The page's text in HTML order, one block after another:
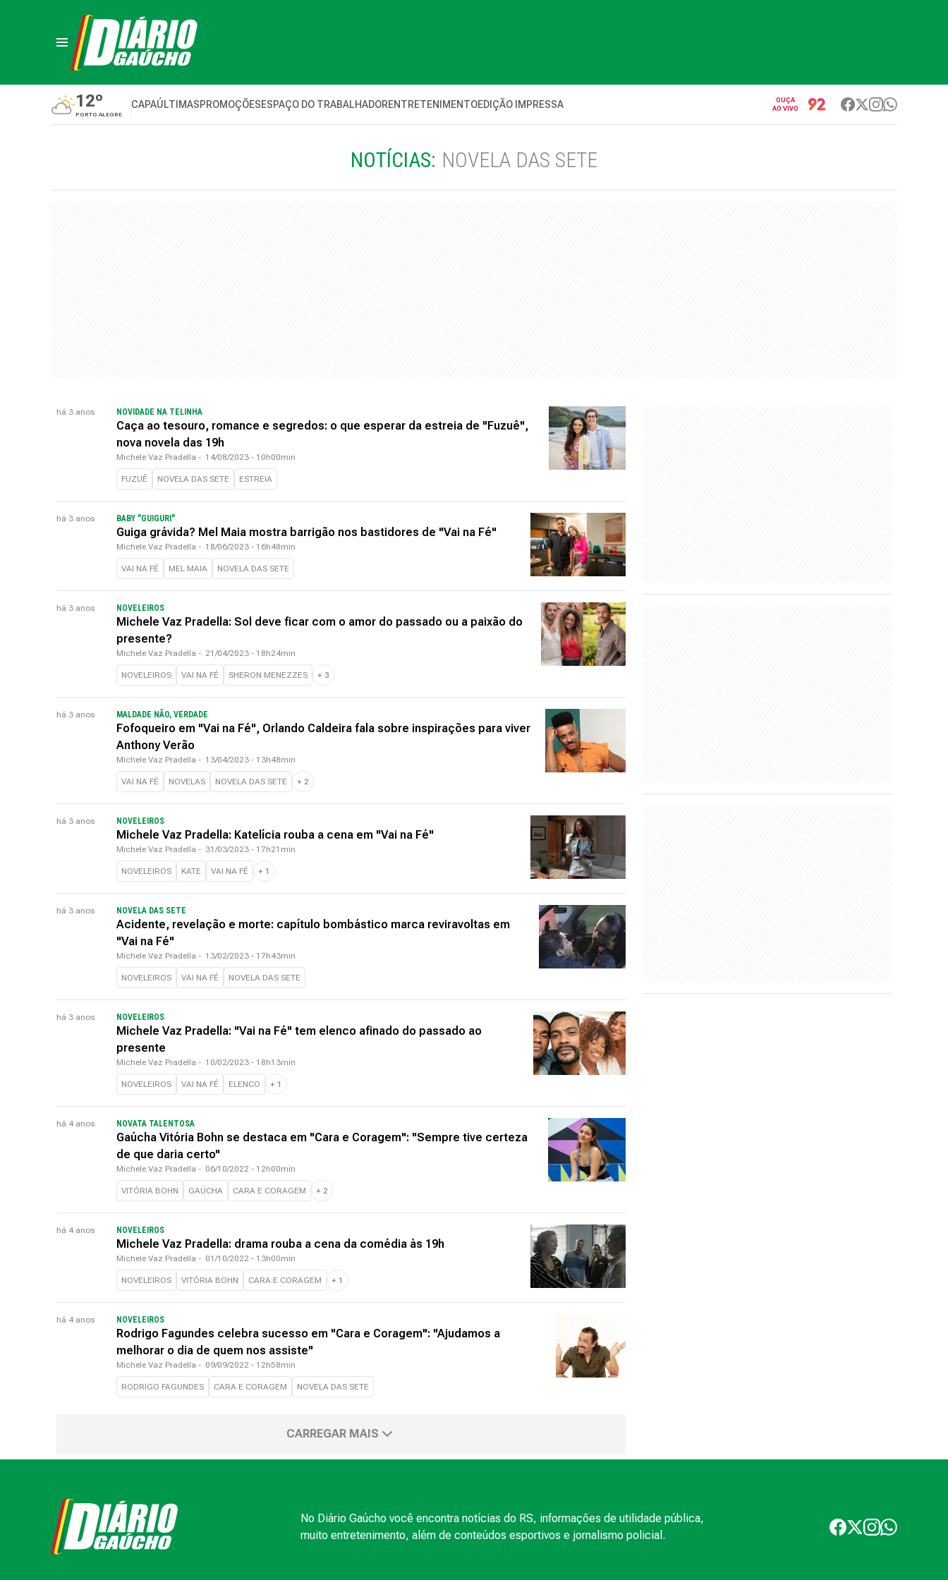
12º
PORTO ALEGRE
CAPAÚLTIMASPROMOÇÕESESPAÇO DO TRABALHADORENTRETENIMENTOEDIÇÃO IMPRESSA
OUÇA
AO VIVO
NOTÍCIAS: NOVELA DAS SETE
há 3 anos NOVIDADE NA TELINHA
Caça ao tesouro, romance e segredos: o que esperar da estreia de "Fuzuê",
nova novela das 19h
Michele Vaz Pradella - 14/08/2023 - 10h00min
FUZUÊ NOVELA DAS SETE ESTREIA
há 3 anos BABY "GUIGURI"
Guiga grávida? Mel Maia mostra barrigão nos bastidores de "Vai na Fé"
Michele Vaz Pradella - 18/06/2023 - 16h48min
VAI NA FÉ MEL MAIA NOVELA DAS SETE
há 3 anos NOVELEIROS
Michele Vaz Pradella: Sol deve ficar com o amor do passado ou a paixão do
presente?
Michele Vaz Pradella - 21/04/2023 - 18h24min
NOVELEIROS VAI NA FÉ SHERON MENEZZES + 3
há 3 anos MALDADE NÃO, VERDADE
Fofoqueiro em "Vai na Fé", Orlando Caldeira fala sobre inspirações para viver
Anthony Verão
Michele Vaz Pradella - 13/04/2023 - 13h48min
VAI NA FÉ NOVELAS NOVELA DAS SETE + 2
há 3 anos NOVELEIROS
Michele Vaz Pradella: Katelícia rouba a cena em "Vai na Fé"
Michele Vaz Pradella - 31/03/2023 - 17h21min
NOVELEIROS KATE VAI NA FÉ + 1
há 3 anos NOVELA DAS SETE
Acidente, revelação e morte: capítulo bombástico marca reviravoltas em
"Vai na Fé"
Michele Vaz Pradella - 13/02/2023 - 17h43min
NOVELEIROS VAI NA FÉ NOVELA DAS SETE
há 3 anos NOVELEIROS
Michele Vaz Pradella: "Vai na Fé" tem elenco afinado do passado ao
presente
Michele Vaz Pradella - 10/02/2023 - 18h13min
NOVELEIROS VAI NA FÉ ELENCO + 1
há 4 anos NOVATA TALENTOSA
Gaúcha Vitória Bohn se destaca em "Cara e Coragem": "Sempre tive certeza
de que daria certo"
Michele Vaz Pradella - 06/10/2022 - 12h00min
VITÓRIA BOHN GAÚCHA CARA E CORAGEM + 2
há 4 anos NOVELEIROS
Michele Vaz Pradella: drama rouba a cena da comédia às 19h
Michele Vaz Pradella - 01/10/2022 - 13h00min
NOVELEIROS VITÓRIA BOHN CARA E CORAGEM + 1
há 4 anos NOVELEIROS
Rodrigo Fagundes celebra sucesso em "Cara e Coragem": "Ajudamos a
melhorar o dia de quem nos assiste"
Michele Vaz Pradella - 09/09/2022 - 12h58min
RODRIGO FAGUNDES CARA E CORAGEM NOVELA DAS SETE
CARREGAR MAIS
No Diário Gaúcho você encontra notícias do RS, informações de utilidade pública,
muito entretenimento, além de conteúdos esportivos e jornalismo policial.